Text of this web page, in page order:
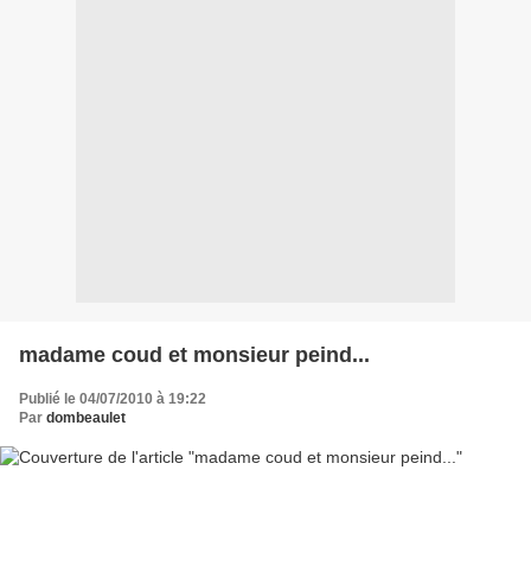
madame coud et monsieur peind...
Publié le 04/07/2010 à 19:22
Par dombeaulet